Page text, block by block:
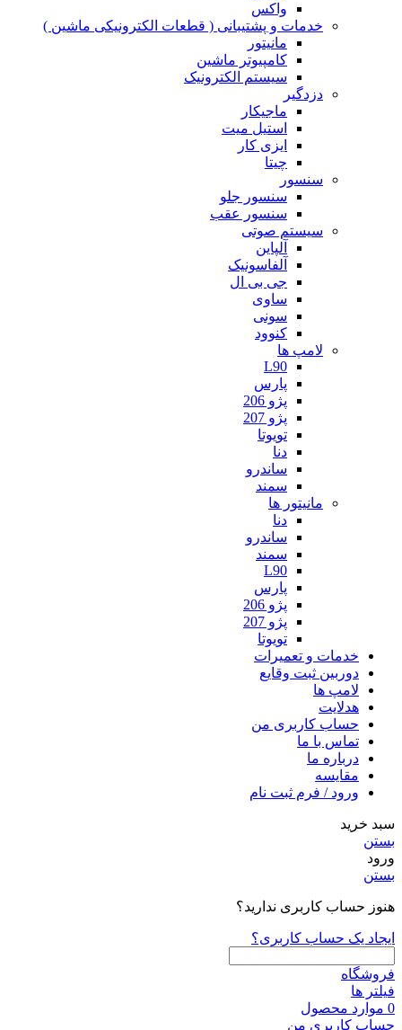
واکس
خدمات و پشتیبانی ( قطعات الکترونیکی ماشین )
مانیتور
کامپیوتر ماشین
سیستم الکترونیک
دزدگیر
ماجیکار
استیل میت
ایزی کار
چیتا
سنسور
سنسور جلو
سنسور عقب
سیستم صوتی
آلپاین
آلفاسونیک
جی بی ال
ساوی
سونی
کنوود
لامپ ها
L90
پارس
پژو 206
پژو 207
تویوتا
دنا
ساندرو
سمند
مانیتور ها
دنا
ساندرو
سمند
L90
پارس
پژو 206
پژو 207
تویوتا
خدمات و تعمیرات
دوربین ثبت وقایع
لامپ ها
هدلایت
حساب کاربری من
تماس با ما
درباره ما
مقایسه
ورود / فرم ثبت نام
سبد خرید
بستن
ورود
بستن
هنوز حساب کاربری ندارید؟
ایجاد یک حساب کاربری؟
فروشگاه
فیلتر ها
0 موارد محصول
حساب کاربری من